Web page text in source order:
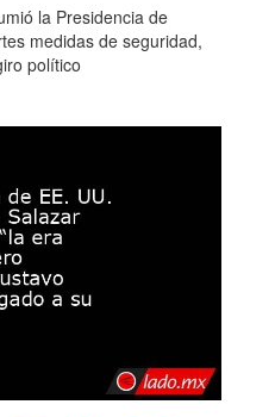
la Presidencia de
medidas de seguridad,
político